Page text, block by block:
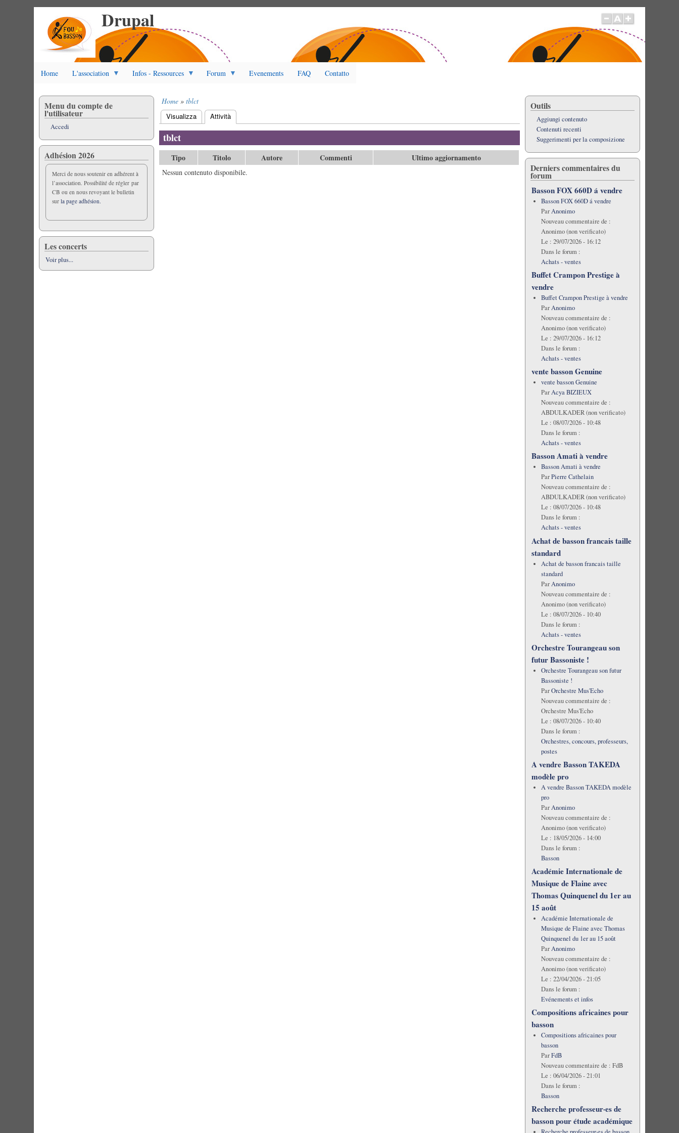
Drupal
Home L'association Infos - Ressources Forum Evenements FAQ Contatto
Briciole
di
pane
Home tblct
Schede
primarie
Visualizza Attività
tblct
Tipo Titolo Autore Commenti Ultimo aggiornamento
Nessun contenuto disponibile.
Menu du compte de
l'utilisateur
Accedi
Adhésion 2026
Merci de nous soutenir en adhérent à
l’association. Possibilité de régler par
CB ou en nous revoyant le bulletin
surla page adhésion.
Les concerts
Voir plus...
Outils
Aggiungi contenuto
Contenuti recenti
Suggerimenti per la composizione
Derniers commentaires du
forum
Basson FOX 660D á vendre
Basson FOX 660D á vendre
ParAnonimo
Nouveau commentaire de :
Anonimo (non verificato)
Le : 29/07/2026 - 16:12
Dans le forum :
Achats - ventes
Buffet Crampon Prestige à
vendre
Buffet Crampon Prestige à vendre
ParAnonimo
Nouveau commentaire de :
Anonimo (non verificato)
Le : 29/07/2026 - 16:12
Dans le forum :
Achats - ventes
vente basson Genuine
vente basson Genuine
ParAcya BIZIEUX
Nouveau commentaire de :
ABDULKADER (non verificato)
Le : 08/07/2026 - 10:48
Dans le forum :
Achats - ventes
Basson Amati à vendre
Basson Amati à vendre
ParPierre Cathelain
Nouveau commentaire de :
ABDULKADER (non verificato)
Le : 08/07/2026 - 10:48
Dans le forum :
Achats - ventes
Achat de basson francais taille
standard
Achat de basson francais taille
standard
ParAnonimo
Nouveau commentaire de :
Anonimo (non verificato)
Le : 08/07/2026 - 10:40
Dans le forum :
Achats - ventes
Orchestre Tourangeau son
futur Bassoniste !
Orchestre Tourangeau son futur
Bassoniste !
ParOrchestre Mus'Echo
Nouveau commentaire de :
Orchestre Mus'Echo
Le : 08/07/2026 - 10:40
Dans le forum :
Orchestres, concours, professeurs,
postes
A vendre Basson TAKEDA
modèle pro
A vendre Basson TAKEDA modèle
pro
ParAnonimo
Nouveau commentaire de :
Anonimo (non verificato)
Le : 18/05/2026 - 14:00
Dans le forum :
Basson
Académie Internationale de
Musique de Flaine avec
Thomas Quinquenel du 1er au
15 août
Académie Internationale de
Musique de Flaine avec Thomas
Quinquenel du 1er au 15 août
ParAnonimo
Nouveau commentaire de :
Anonimo (non verificato)
Le : 22/04/2026 - 21:05
Dans le forum :
Evénements et infos
Compositions africaines pour
basson
Compositions africaines pour
basson
ParFdB
Nouveau commentaire de : FdB
Le : 06/04/2026 - 21:01
Dans le forum :
Basson
Recherche professeur·es de
basson pour étude académique